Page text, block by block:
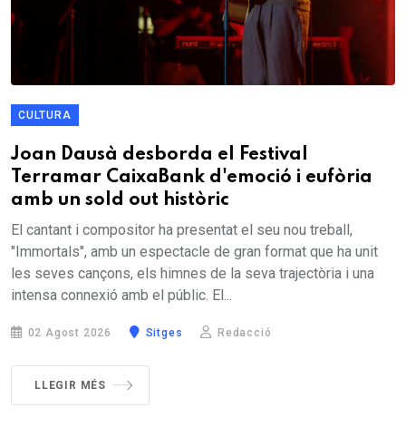
CULTURA
Joan Dausà desborda el Festival
Terramar CaixaBank d'emoció i eufòria
amb un sold out històric
El cantant i compositor ha presentat el seu nou treball,
"Immortals", amb un espectacle de gran format que ha unit
les seves cançons, els himnes de la seva trajectòria i una
intensa connexió amb el públic. El...
02 Agost 2026 Sitges Redacció
LLEGIR MÉS